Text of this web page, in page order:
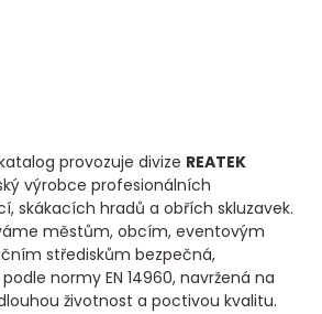
provozuje divize REATEK
výrobce profesionálních
skákacích hradů a obřích skluzavek.
městům, obcím, eventovým
střediskům bezpečná,
normy EN 14960, navržená na
životnost a poctivou kvalitu.